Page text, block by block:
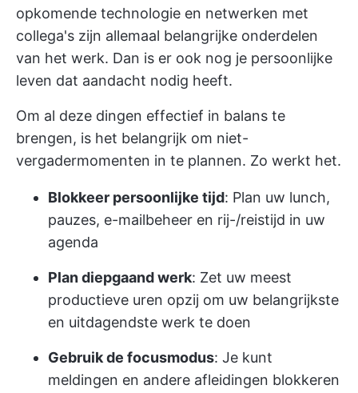
opkomende technologie en netwerken met
collega's zijn allemaal belangrijke onderdelen
van het werk. Dan is er ook nog je persoonlijke
leven dat aandacht nodig heeft.
Om al deze dingen effectief in balans te
brengen, is het belangrijk om niet-
vergadermomenten in te plannen. Zo werkt het.
Blokkeer persoonlijke tijd: Plan uw lunch,
pauzes, e-mailbeheer en rij-/reistijd in uw
agenda
Plan diepgaand werk: Zet uw meest
productieve uren opzij om uw belangrijkste
en uitdagendste werk te doen
Gebruik de focusmodus: Je kunt
meldingen en andere afleidingen blokkeren